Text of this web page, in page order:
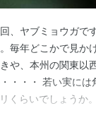
、ヤブミョウガで
毎年どこかで見か
や、本州の関東以
・・・ 若い実に
くらいでしょうか